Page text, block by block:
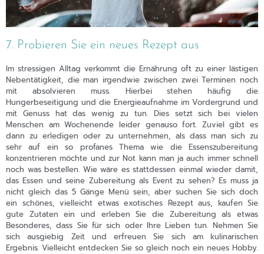
7. Probieren Sie ein neues Rezept aus
Im stressigen Alltag verkommt die Ernährung oft zu einer lästigen
Nebentätigkeit, die man irgendwie zwischen zwei Terminen noch
mit absolvieren muss. Hierbei stehen häufig die
Hungerbeseitigung und die Energieaufnahme im Vordergrund und
mit Genuss hat das wenig zu tun. Dies setzt sich bei vielen
Menschen am Wochenende leider genauso fort. Zuviel gibt es
dann zu erledigen oder zu unternehmen, als dass man sich zu
sehr auf ein so profanes Thema wie die Essenszubereitung
konzentrieren möchte und zur Not kann man ja auch immer schnell
noch was bestellen. Wie wäre es stattdessen einmal wieder damit,
das Essen und seine Zubereitung als Event zu sehen? Es muss ja
nicht gleich das 5 Gänge Menü sein, aber suchen Sie sich doch
ein schönes, vielleicht etwas exotisches Rezept aus, kaufen Sie
gute Zutaten ein und erleben Sie die Zubereitung als etwas
Besonderes, dass Sie für sich oder Ihre Lieben tun. Nehmen Sie
sich ausgiebig Zeit und erfreuen Sie sich am kulinarischen
Ergebnis. Vielleicht entdecken Sie so gleich noch ein neues Hobby.